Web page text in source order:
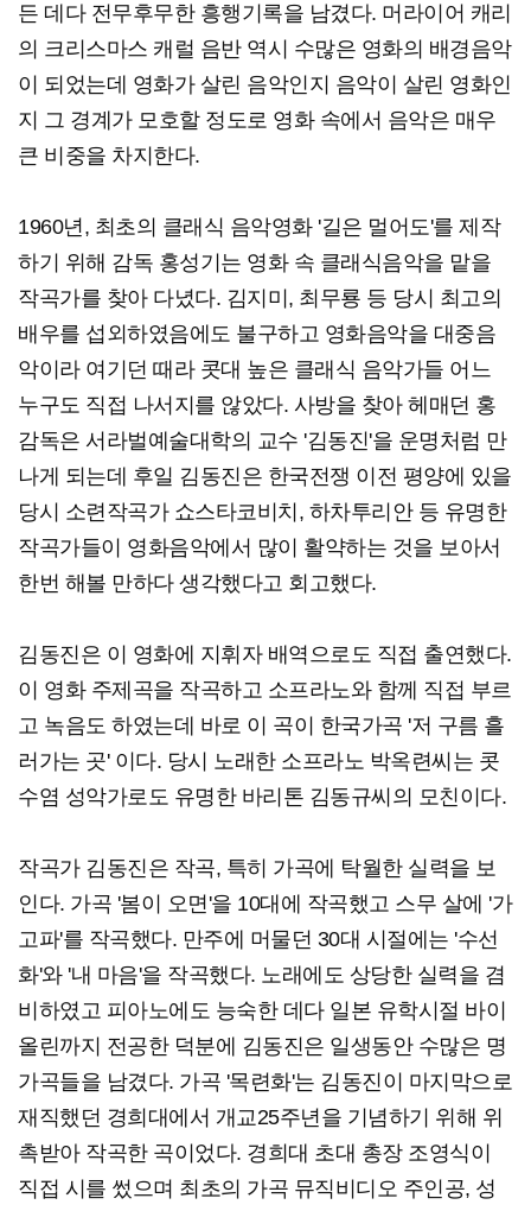
든 데다 전무후무한 흥행기록을 남겼다. 머라이어 캐리
의 크리스마스 캐럴 음반 역시 수많은 영화의 배경음악
이 되었는데 영화가 살린 음악인지 음악이 살린 영화인
지 그 경계가 모호할 정도로 영화 속에서 음악은 매우
큰 비중을 차지한다.
1960년, 최초의 클래식 음악영화 '길은 멀어도'를 제작
하기 위해 감독 홍성기는 영화 속 클래식음악을 맡을
작곡가를 찾아 다녔다. 김지미, 최무룡 등 당시 최고의
배우를 섭외하였음에도 불구하고 영화음악을 대중음
악이라 여기던 때라 콧대 높은 클래식 음악가들 어느
누구도 직접 나서지를 않았다. 사방을 찾아 헤매던 홍
감독은 서라벌예술대학의 교수 '김동진'을 운명처럼 만
나게 되는데 후일 김동진은 한국전쟁 이전 평양에 있을
당시 소련작곡가 쇼스타코비치, 하차투리안 등 유명한
작곡가들이 영화음악에서 많이 활약하는 것을 보아서
한번 해볼 만하다 생각했다고 회고했다.
김동진은 이 영화에 지휘자 배역으로도 직접 출연했다.
이 영화 주제곡을 작곡하고 소프라노와 함께 직접 부르
고 녹음도 하였는데 바로 이 곡이 한국가곡 '저 구름 흘
러가는 곳' 이다. 당시 노래한 소프라노 박옥련씨는 콧
수염 성악가로도 유명한 바리톤 김동규씨의 모친이다.
작곡가 김동진은 작곡, 특히 가곡에 탁월한 실력을 보
인다. 가곡 '봄이 오면'을 10대에 작곡했고 스무 살에 '가
고파'를 작곡했다. 만주에 머물던 30대 시절에는 '수선
화'와 '내 마음'을 작곡했다. 노래에도 상당한 실력을 겸
비하였고 피아노에도 능숙한 데다 일본 유학시절 바이
올린까지 전공한 덕분에 김동진은 일생동안 수많은 명
가곡들을 남겼다. 가곡 '목련화'는 김동진이 마지막으로
재직했던 경희대에서 개교25주년을 기념하기 위해 위
촉받아 작곡한 곡이었다. 경희대 초대 총장 조영식이
직접 시를 썼으며 최초의 가곡 뮤직비디오 주인공, 성